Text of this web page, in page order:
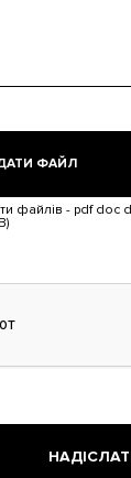
ФАЙЛ
файлів - pdf doc